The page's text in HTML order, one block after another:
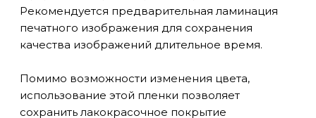
Рекомендуется предварительная ламинация
печатного изображения для сохранения
качества изображений длительное время.
Помимо возможности изменения цвета,
использование этой пленки позволяет
сохранить лакокрасочное покрытие